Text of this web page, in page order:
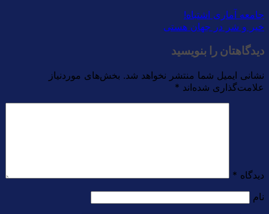
جامعه آماری اشتباه!
خیر و شر در جهان هستی
دیدگاهتان را بنویسید
نشانی ایمیل شما منتشر نخواهد شد. بخش‌های موردنیاز
علامت‌گذاری شده‌اند *
دیدگاه *
نام